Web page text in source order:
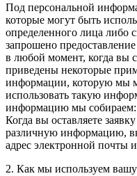
Под персональной
которые могут быть
определенного лица либо
запрошено
в любой момент, когда вы
приведены некоторые
информации, которую мы
использовать такую
информацию мы собираем:
Когда вы оставляете
различную информацию,
адрес электронной почты
2. Как мы используем